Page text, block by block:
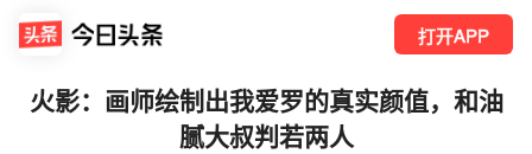
打开APP
火影：画师绘制出我爱罗的真实颜值，和油
腻大叔判若两人